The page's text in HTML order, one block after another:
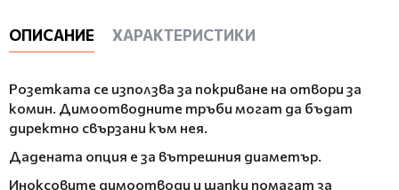
ОПИСАНИЕ ХАРАКТЕРИСТИКИ
Розетката се използва за покриване на отвори за
комин. Димоотводните тръби могат да бъдат
директно свързани към нея.
Дадената опция е за вътрешния диаметър.
Иноксовите димоотводи и шапки помагат за